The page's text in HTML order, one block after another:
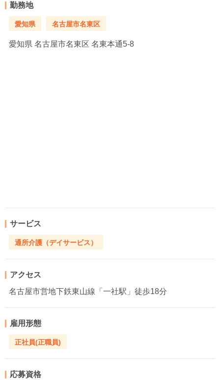
勤務地
愛知県 名古屋市名東区
愛知県 名古屋市名東区 名東本通5-8
サービス
通所介護（デイサービス）
アクセス
名古屋市営地下鉄東山線「一社駅」徒歩18分
雇用形態
正社員(正職員)
応募資格